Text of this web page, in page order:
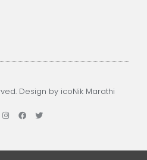
Design by icoNik Marathi